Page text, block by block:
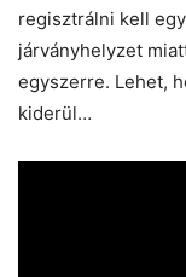
regisztrálni kell
járványhelyzet
egyszerre. Lehet,
kiderül…